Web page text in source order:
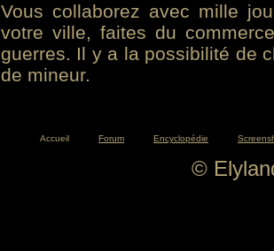
Vous collaborez avec mille
votre ville, faites du
guerres. Il y a la possibilité de
de mineur.
Accueil Forum Encyclopédie
©